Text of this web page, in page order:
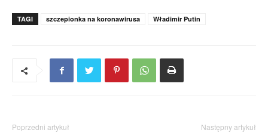
TAGI szczepionka na koronawirusa Władimir Putin
Poprzedni artykuł Następny artykuł